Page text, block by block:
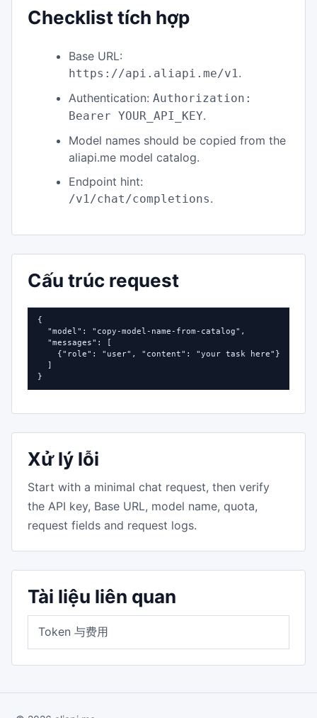
Checklist tích hợp
Base URL:
https://api.aliapi.me/v1.
Authentication: Authorization:
Bearer YOUR_API_KEY.
Model names should be copied from the
aliapi.me model catalog.
Endpoint hint:
/v1/chat/completions.
Cấu trúc request
{
  "model": "copy-model-name-from-catalog",
  "messages": [
    {"role": "user", "content": "your task here"}
  ]
}
Xử lý lỗi
Start with a minimal chat request, then verify
the API key, Base URL, model name, quota,
request fields and request logs.
Tài liệu liên quan
Token 与费用